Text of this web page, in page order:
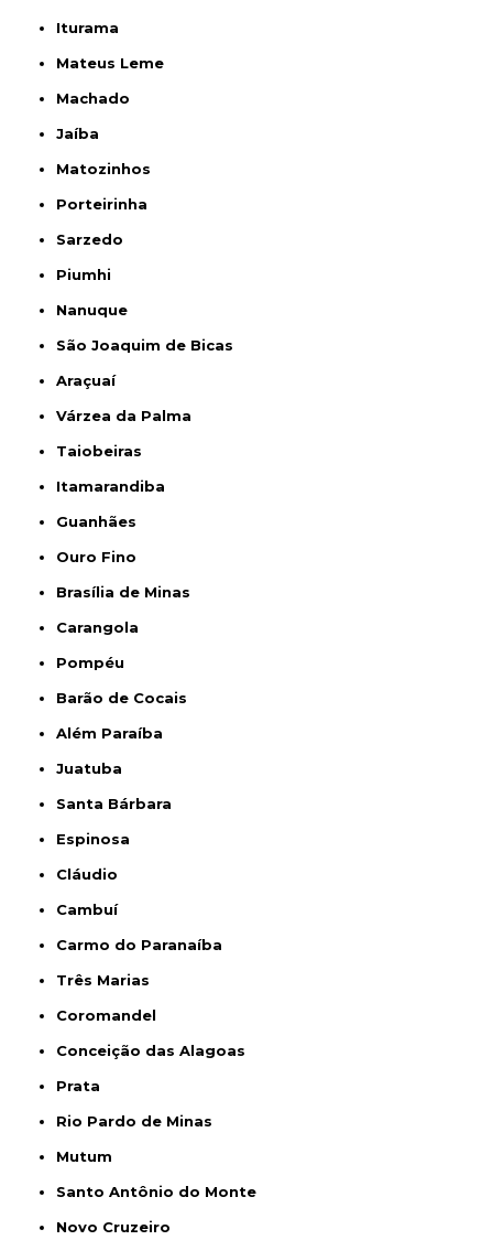
Iturama
Mateus Leme
Machado
Jaíba
Matozinhos
Porteirinha
Sarzedo
Piumhi
Nanuque
São Joaquim de Bicas
Araçuaí
Várzea da Palma
Taiobeiras
Itamarandiba
Guanhães
Ouro Fino
Brasília de Minas
Carangola
Pompéu
Barão de Cocais
Além Paraíba
Juatuba
Santa Bárbara
Espinosa
Cláudio
Cambuí
Carmo do Paranaíba
Três Marias
Coromandel
Conceição das Alagoas
Prata
Rio Pardo de Minas
Mutum
Santo Antônio do Monte
Novo Cruzeiro